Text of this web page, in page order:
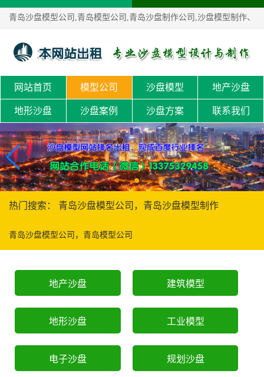
青岛沙盘模型公司,青岛模型公司,青岛沙盘制作公司,沙盘模型制作、
沙盘定制！
网站首页 模型公司 沙盘模型 地产沙盘
地形沙盘 沙盘案例 沙盘方案 联系我们
热门搜索： 青岛沙盘模型公司，青岛沙盘模型制作
青岛沙盘模型公司，青岛模型公司
地产沙盘 建筑模型
地形沙盘 工业模型
电子沙盘 规划沙盘